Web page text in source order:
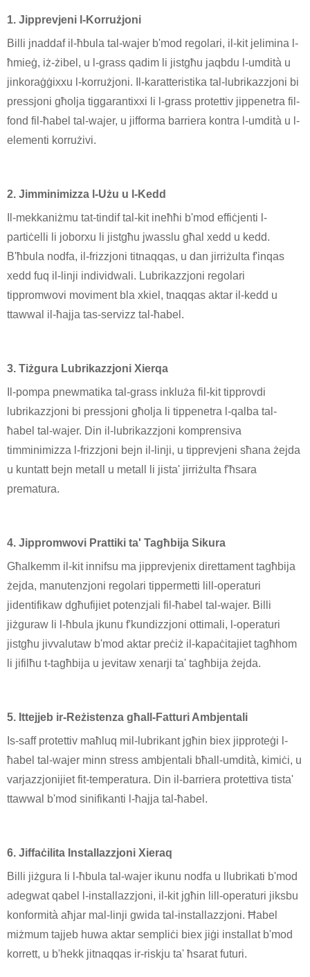
1. Jipprevjeni l-Korrużjoni
Billi jnaddaf il-ħbula tal-wajer b'mod regolari, il-kit jelimina l-
ħmieġ, iż-żibel, u l-grass qadim li jistgħu jaqbdu l-umdità u
jinkoraġġixxu l-korrużjoni. Il-karatteristika tal-lubrikazzjoni bi
pressjoni għolja tiggarantixxi li l-grass protettiv jippenetra fil-
fond fil-ħabel tal-wajer, u jifforma barriera kontra l-umdità u l-
elementi korrużivi.
2. Jimminimizza l-Użu u l-Kedd
Il-mekkaniżmu tat-tindif tal-kit ineħħi b'mod effiċjenti l-
partiċelli li joborxu li jistgħu jwasslu għal xedd u kedd.
B'ħbula nodfa, il-frizzjoni titnaqqas, u dan jirriżulta f'inqas
xedd fuq il-linji individwali. Lubrikazzjoni regolari
tippromwovi moviment bla xkiel, tnaqqas aktar il-kedd u
ttawwal il-ħajja tas-servizz tal-ħabel.
3. Tiżgura Lubrikazzjoni Xierqa
Il-pompa pnewmatika tal-grass inkluża fil-kit tipprovdi
lubrikazzjoni bi pressjoni għolja li tippenetra l-qalba tal-
ħabel tal-wajer. Din il-lubrikazzjoni komprensiva
timminimizza l-frizzjoni bejn il-linji, u tipprevjeni sħana żejda
u kuntatt bejn metall u metall li jista' jirriżulta f'ħsara
prematura.
4. Jippromwovi Prattiki ta' Tagħbija Sikura
Għalkemm il-kit innifsu ma jipprevjenix direttament tagħbija
żejda, manutenzjoni regolari tippermetti lill-operaturi
jidentifikaw dgħufijiet potenzjali fil-ħabel tal-wajer. Billi
jiżguraw li l-ħbula jkunu f'kundizzjoni ottimali, l-operaturi
jistgħu jivvalutaw b'mod aktar preċiż il-kapaċitajiet tagħhom
li jifilħu t-tagħbija u jevitaw xenarji ta' tagħbija żejda.
5. Ittejjeb ir-Reżistenza għall-Fatturi Ambjentali
Is-saff protettiv maħluq mil-lubrikant jgħin biex jipproteġi l-
ħabel tal-wajer minn stress ambjentali bħall-umdità, kimiċi, u
varjazzjonijiet fit-temperatura. Din il-barriera protettiva tista'
ttawwal b'mod sinifikanti l-ħajja tal-ħabel.
6. Jiffaċilita Installazzjoni Xieraq
Billi jiżgura li l-ħbula tal-wajer ikunu nodfa u llubrikati b'mod
adegwat qabel l-installazzjoni, il-kit jgħin lill-operaturi jiksbu
konformità aħjar mal-linji gwida tal-installazzjoni. Ħabel
miżmum tajjeb huwa aktar sempliċi biex jiġi installat b'mod
korrett, u b'hekk jitnaqqas ir-riskju ta' ħsarat futuri.